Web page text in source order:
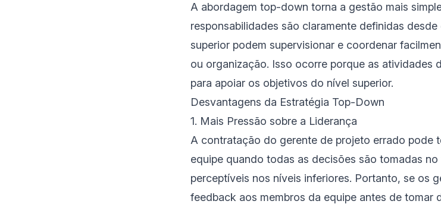
A abordagem top-down torna a gestão mais
responsabilidades são claramente definidas
superior podem supervisionar e coordenar
ou organização. Isso ocorre porque as atividades
para apoiar os objetivos do nível superior.
Desvantagens da Estratégia Top-Down
1. Mais Pressão sobre a Liderança
A contratação do gerente de projeto errado pode
equipe quando todas as decisões são tomadas
perceptíveis nos níveis inferiores. Portanto, se os
feedback aos membros da equipe antes de tomar